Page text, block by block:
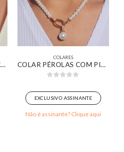
COLAR COM PINGENTE CRUZ DE PÉROLAS TAMANHO MÉDIO BANHADO EM OURO 18K
COLARES
COLAR PÉROLAS COM PINGENTE ELOS OVAIS BANHADO EM OURO 18K
EXCLUSIVO ASSINANTE
Não é assinante? Clique aqui